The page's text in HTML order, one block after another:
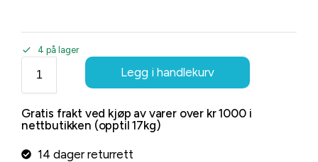
4 på lager
Legg i handlekurv
Gratis frakt ved kjøp av varer over kr 1000 i
nettbutikken (opptil 17kg)
14 dager returrett